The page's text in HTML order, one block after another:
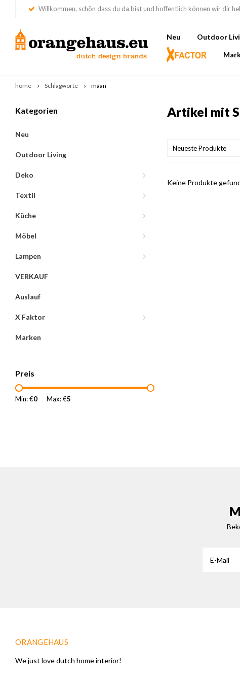
Willkommen, schön dass du da bist und hoffentlich können wir dir
Neu Outdoor
home Schlagworte maan
Kategorien
Neu
Outdoor Living
Deko
Textil
Küche
Möbel
Lampen
VERKAUF
Auslauf
X Faktor
Marken
Preis
Min: €0 Max: €5
Artikel mit
Neueste Produkte
Keine Produkte
ORANGEHAUS
We just love dutch home interior!